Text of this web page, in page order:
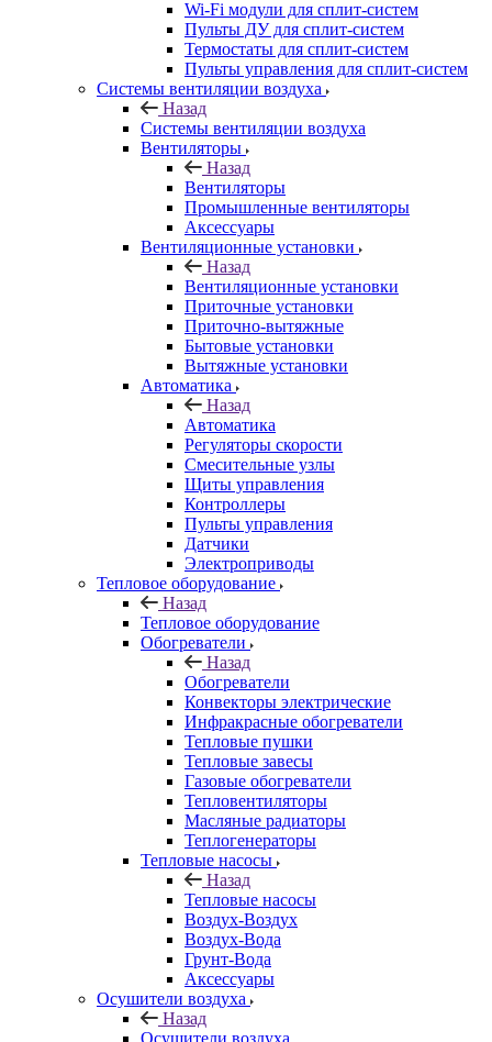
Wi-Fi модули для сплит-систем
Пульты ДУ для сплит-систем
Термостаты для сплит-систем
Пульты управления для сплит-систем
Системы вентиляции воздуха
Назад
Системы вентиляции воздуха
Вентиляторы
Назад
Вентиляторы
Промышленные вентиляторы
Аксессуары
Вентиляционные установки
Назад
Вентиляционные установки
Приточные установки
Приточно-вытяжные
Бытовые установки
Вытяжные установки
Автоматика
Назад
Автоматика
Регуляторы скорости
Смесительные узлы
Щиты управления
Контроллеры
Пульты управления
Датчики
Электроприводы
Тепловое оборудование
Назад
Тепловое оборудование
Обогреватели
Назад
Обогреватели
Конвекторы электрические
Инфракрасные обогреватели
Тепловые пушки
Тепловые завесы
Газовые обогреватели
Тепловентиляторы
Масляные радиаторы
Теплогенераторы
Тепловые насосы
Назад
Тепловые насосы
Воздух-Воздух
Воздух-Вода
Грунт-Вода
Аксессуары
Осушители воздуха
Назад
Осушители воздуха